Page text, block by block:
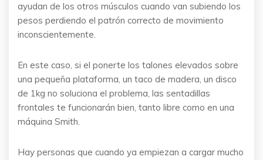
ayudan de los otros músculos cuando van subiendo los
pesos perdiendo el patrón correcto de movimiento
inconscientemente.
En este caso, si el ponerte los talones elevados sobre
una pequeña plataforma, un taco de madera, un disco
de 1kg no soluciona el problema, las sentadillas
frontales te funcionarán bien, tanto libre como en una
máquina Smith.
Hay personas que cuando ya empiezan a cargar mucho